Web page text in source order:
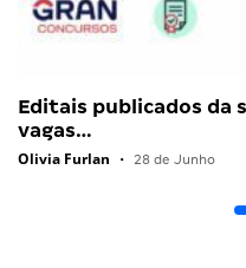
Editais publicados da
vagas…
Olivia Furlan • 28 de Junho